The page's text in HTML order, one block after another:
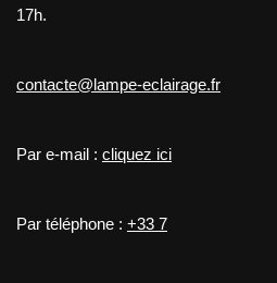
17h.
contacte@lampe-eclairage.fr
Par e-mail : cliquez ici
Par téléphone : +33 7